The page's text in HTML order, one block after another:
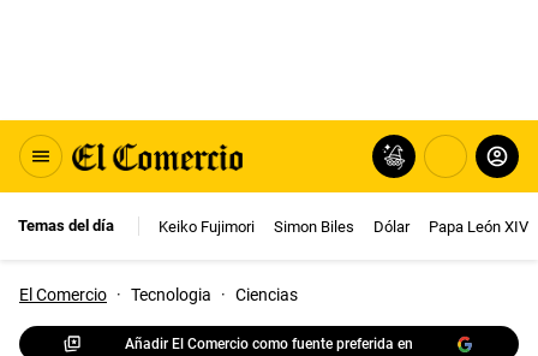
Temas del día Keiko Fujimori Simon Biles Dólar Papa León XIV
El Comercio · Tecnologia · Ciencias
Añadir El Comercio como fuente preferida en